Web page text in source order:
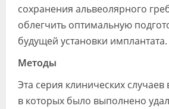
сохранения альвеолярного
облегчить оптимальную
будущей установки имплантата.
Методы
Эта серия клинических
в которых было выполнено